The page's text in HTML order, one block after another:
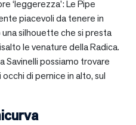
‘leggerezza’: Le Pipe
piacevoli da tenere in
silhouette che si presta
le venature della Radica.
Savinelli possiamo trovare
di pernice in alto, sul